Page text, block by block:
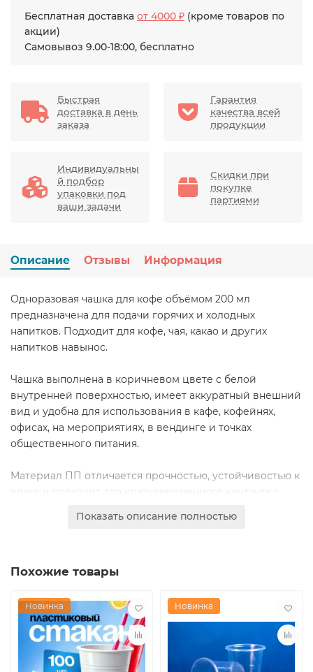
Бесплатная доставка от 4000 ₽ (кроме товаров по
акции)
Самовывоз 9.00-18:00, бесплатно
Быстрая
доставка в день
заказа
Гарантия
качества всей
продукции
Индивидуальны
й подбор
упаковки под
ваши задачи
Скидки при
покупке
партиями
Описание Отзывы Информация
Одноразовая чашка для кофе объёмом 200 мл
предназначена для подачи горячих и холодных
напитков. Подходит для кофе, чая, какао и других
напитков навынос.
Чашка выполнена в коричневом цвете с белой
внутренней поверхностью, имеет аккуратный внешний
вид и удобна для использования в кафе, кофейнях,
офисах, на мероприятиях, в вендинге и точках
общественного питания.
Материал ПП отличается прочностью, устойчивостью к
влаге и подходит для кратковременного контакта с
оптимален для стандартной порции кофе.
Показать описание полностью
Похожие товары
Новинка Новинка